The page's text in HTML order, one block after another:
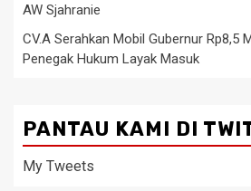
AW Sjahranie
CV.A Serahkan Mobil Gubernur Rp8,5
Penegak Hukum Layak Masuk
PANTAU KAMI DI
My Tweets